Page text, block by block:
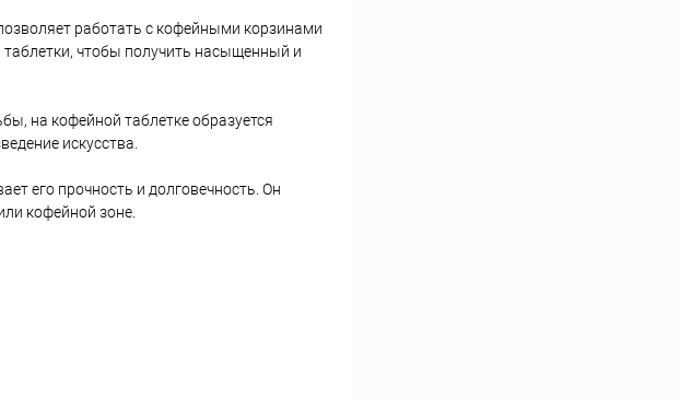
работать с кофейными корзинами
таблетки, чтобы получить насыщенный и
на кофейной таблетке образуется
искусства.
его прочность и долговечность. Он
кофейной зоне.